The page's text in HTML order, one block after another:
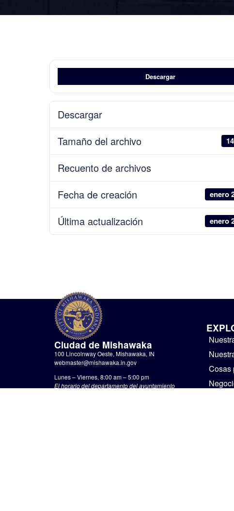
Descargar
Descargar
Tamaño del archivo
Recuento de archivos
Fecha de creación enero
Última actualización enero
Ciudad de Mishawaka
100 Lincolnway Oeste, Mishawaka, IN
webmaster@mishawaka.in.gov
Lunes – Viernes, 8:00 am – 5:00 pm
El horario del departamento del ayuntamiento
Cosas